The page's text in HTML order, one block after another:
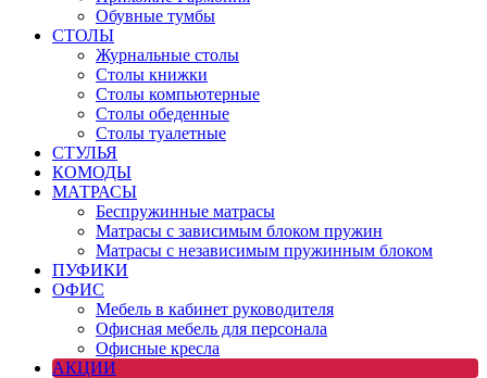
Обувные тумбы
СТОЛЫ
Журнальные столы
Столы книжки
Столы компьютерные
Столы обеденные
Столы туалетные
СТУЛЬЯ
КОМОДЫ
МАТРАСЫ
Беспружинные матрасы
Матрасы с зависимым блоком пружин
Матрасы с независимым пружинным блоком
ПУФИКИ
ОФИС
Мебель в кабинет руководителя
Офисная мебель для персонала
Офисные кресла
АКЦИИ